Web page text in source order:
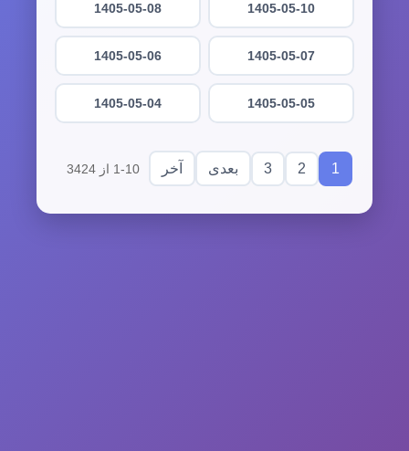
1405-05-10
1405-05-08
1405-05-07
1405-05-06
1405-05-05
1405-05-04
1
2
3 بعدی آخر 1-10 از 3424